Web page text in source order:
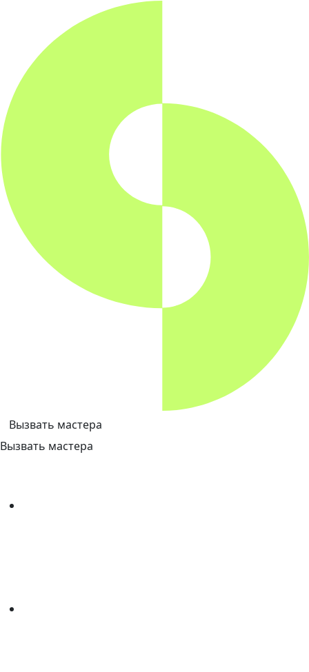
Вызвать мастера
Вызвать мастера